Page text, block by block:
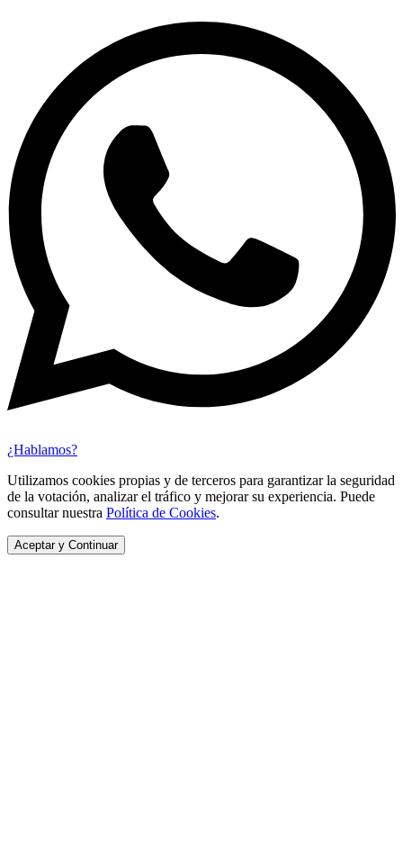
¿Hablamos?
Utilizamos cookies propias y de terceros para garantizar la seguridad
de la votación, analizar el tráfico y mejorar su experiencia. Puede
consultar nuestra Política de Cookies.
Aceptar y Continuar